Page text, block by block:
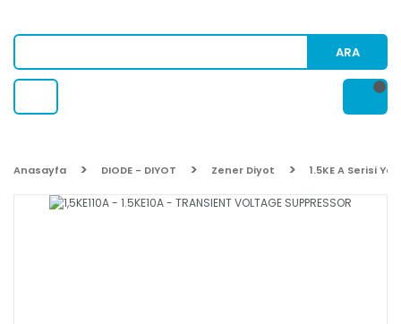
ARA
Anasayfa DIODE - DIYOT Zener Diyot 1.5KE A Serisi